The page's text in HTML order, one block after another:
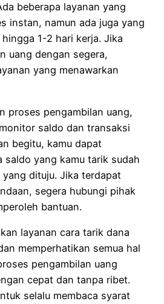
beberapa layanan yang
instan, namun ada juga yang
1-2 hari kerja. Jika
uang dengan segera,
yang menawarkan
proses pengambilan uang,
saldo dan transaksi
begitu, kamu dapat
saldo yang kamu tarik sudah
dituju. Jika terdapat
segera hubungi pihak
bantuan.
layanan cara tarik dana
memperhatikan semua hal
pengambilan uang
cepat dan tanpa ribet.
selalu membaca syarat